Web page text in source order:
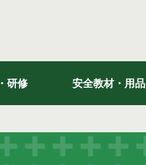
研修 安全教材・用品